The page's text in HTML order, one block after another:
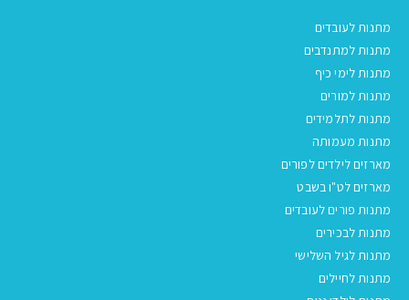
מתנות לעובדים
מתנות למתנדבים
מתנות לימי כיף
מתנות למורים
מתנות לתלמידים
מתנות מעמותה
מארזים לילדים לפורים
מארזים לט"ו בשבט
מתנות פורים לעובדים
מתנות לבכירים
מתנות לגיל השלישי
מתנות לחיילים